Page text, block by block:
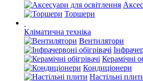
Торшери
Кліматична техніка
Вентилятори
Керамічні
Кондиціонери
Настільні